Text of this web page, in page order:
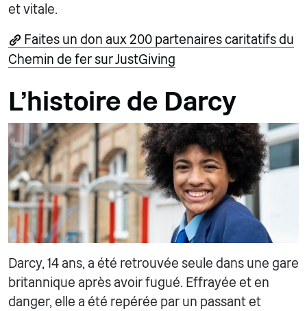
et vitale.
Faites un don aux 200 partenaires caritatifs du
Chemin de fer sur JustGiving
L'histoire de Darcy
Darcy, 14 ans, a été retrouvée seule dans une gare
britannique après avoir fugué. Effrayée et en
danger, elle a été repérée par un passant et